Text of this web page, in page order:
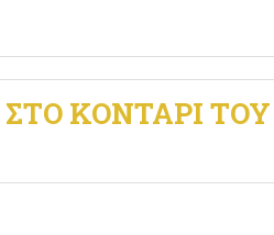
ΣΤΟ ΚΟΝΤΑΡΙ ΤΟΥ